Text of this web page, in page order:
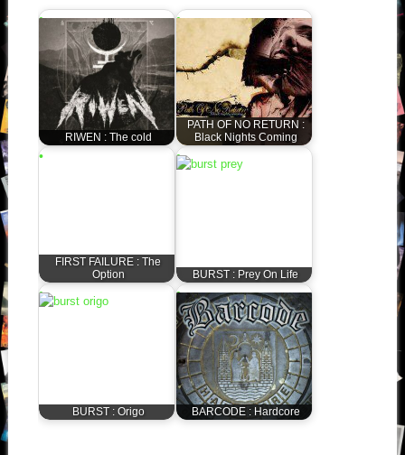
RIWEN : The cold
PATH OF NO RETURN :
Black Nights Coming
FIRST FAILURE : The
Option
BURST : Prey On Life
BURST : Origo BARCODE : Hardcore